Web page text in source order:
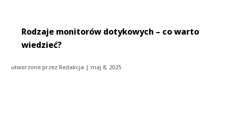
Rodzaje monitorów dotykowych – co warto
wiedzieć?
utworzone przezRedakcja |maj 8, 2025